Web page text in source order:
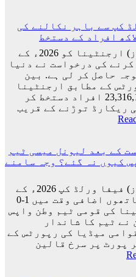
کپ سے باہر نکالنے کی
اسلام آباد (مانند نیوز) ارجنٹینا کو 2026ء کے
کی درخواست نے دنیا
حاصل کر لی ہے. بین
کے مطابق ارجنٹینا
کے خلاف درخواست پر 23,316,108 افراد دستخط کر
ریکارڈ توڑنے کے قریب
:
فیفا
ورلڈ
باہر
نکالنے
کی
درخواست
پر
2
کے بعد لیونل میسی ٹیم
کیوں نہ گئے؟ وجہ سامنے
اسلام آباد (مانند نیوز) فیفا ورلڈ کپ 2026ء کے
فائنل میں اسپین کے ہاتھوں اضافی وقت میں 1-0
کی قومی ٹیم وطن واپس
نے ٹیم کا شاندار
میڈیا کی رپورٹس کے
پورٹ پر سرخ قالین
: